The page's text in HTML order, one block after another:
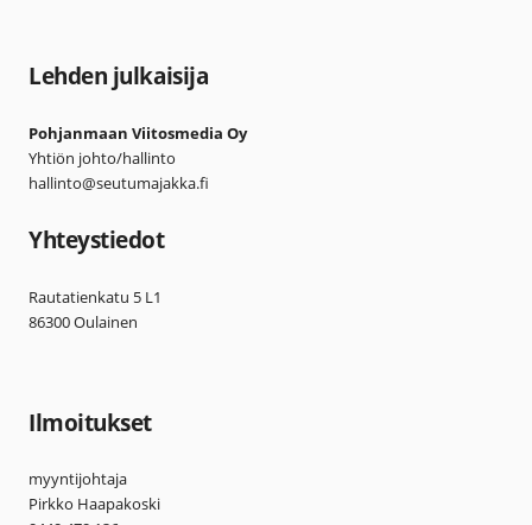
Lehden julkaisija
Pohjanmaan Viitosmedia Oy
Yhtiön johto/hallinto
hallinto@seutumajakka.fi
Yhteystiedot
Rautatienkatu 5 L1
86300 Oulainen
Ilmoitukset
myyntijohtaja
Pirkko Haapakoski